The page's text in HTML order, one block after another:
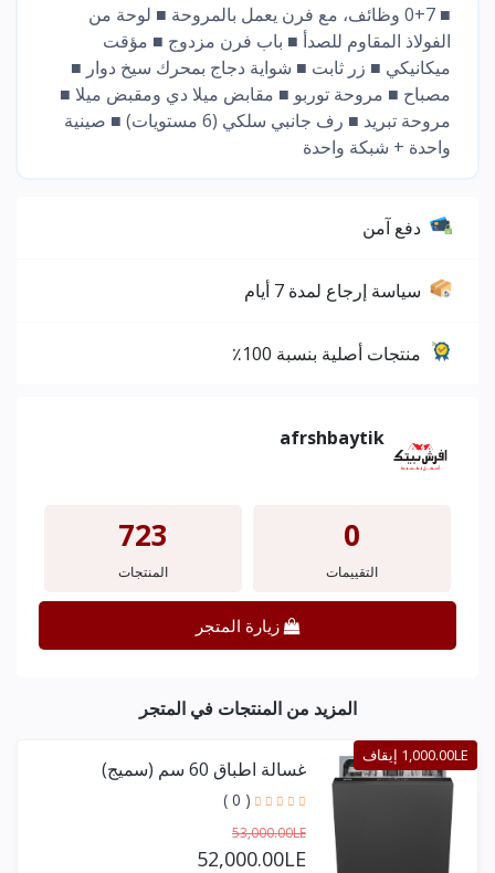
■ 0+7 وظائف، مع فرن يعمل بالمروحة ■ لوحة من
الفولاذ المقاوم للصدأ ■ باب فرن مزدوج ■ مؤقت
ميكانيكي ■ زر ثابت ■ شواية دجاج بمحرك سيخ دوار ■
مصباح ■ مروحة توربو ■ مقابض ميلا دي ومقبض ميلا ■
مروحة تبريد ■ رف جانبي سلكي (6 مستويات) ■ صينية
واحدة + شبكة واحدة
دفع آمن
سياسة إرجاع لمدة 7 أيام
منتجات أصلية بنسبة 100٪
afrshbaytik
0
التقييمات
723
المنتجات
زيارة المتجر
المزيد من المنتجات في المتجر
1,000.00LE إيقاف
غسالة اطباق 60 سم (سميج)
( 0 )
53,000.00LE
52,000.00LE